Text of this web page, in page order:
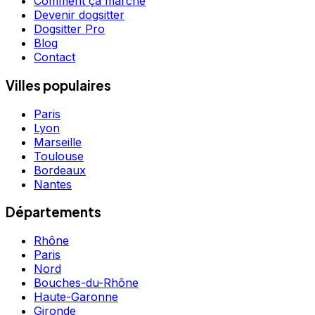
Devenir dogsitter
Dogsitter Pro
Blog
Contact
Villes populaires
Paris
Lyon
Marseille
Toulouse
Bordeaux
Nantes
Départements
Rhône
Paris
Nord
Bouches-du-Rhône
Haute-Garonne
Gironde